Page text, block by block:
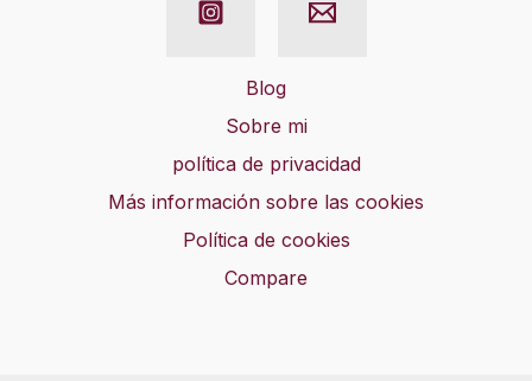
Blog
Sobre mi
política de privacidad
Más información sobre las cookies
Política de cookies
Compare